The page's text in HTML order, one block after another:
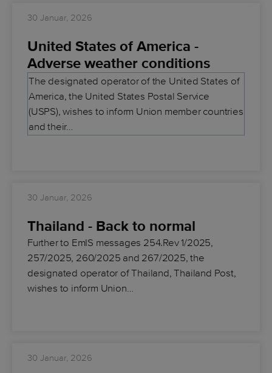
30 Januar, 2026
United States of America -
Adverse weather conditions
The designated operator of the United States of
America, the United States Postal Service
(USPS), wishes to inform Union member countries
and their…
30 Januar, 2026
Thailand - Back to normal
Further to EmIS messages 254.Rev 1/2025,
257/2025, 260/2025 and 267/2025, the
designated operator of Thailand, Thailand Post,
wishes to inform Union…
30 Januar, 2026